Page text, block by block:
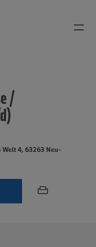
/
Welt 4, 63263 Neu-